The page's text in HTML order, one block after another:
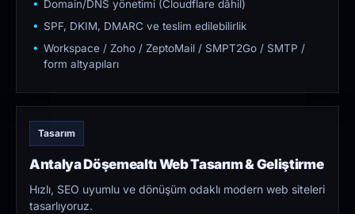
Domain/DNS yönetimi (Cloudflare dâhil)
SPF, DKIM, DMARC ve teslim edilebilirlik
Workspace / Zoho / ZeptoMail / SMPT2Go / SMTP /
form altyapıları
Tasarım
Antalya Döşemealtı Web Tasarım & Geliştirme
Hızlı, SEO uyumlu ve dönüşüm odaklı modern web siteleri
tasarlıyoruz.